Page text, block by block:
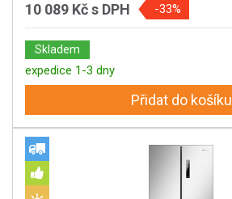
10 089 Kčs DPH -33%
Skladem
expedice 1-3 dny
Přidat do košíku